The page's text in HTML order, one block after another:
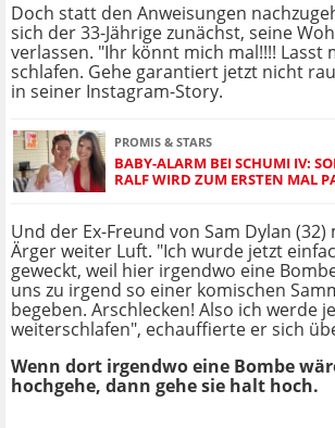
Doch statt den Anweisungen
sich der 33-Jährige zunächst, seine
verlassen. "Ihr könnt mich mal!!!! Lasst
schlafen. Gehe garantiert jetzt nicht
in seiner Instagram-Story.
PROMIS & STARS
BABY-ALARM BEI SCHUMI IV:
RALF WIRD ZUM ERSTEN MAL
Und der Ex-Freund von Sam Dylan
Ärger weiter Luft. "Ich wurde jetzt
geweckt, weil hier irgendwo eine
uns zu irgend so einer komischen
begeben. Arschlecken! Also ich werde
weiterschlafen", echauffierte er sich
Wenn dort irgendwo eine Bombe
hochgehe, dann gehe sie halt hoch.